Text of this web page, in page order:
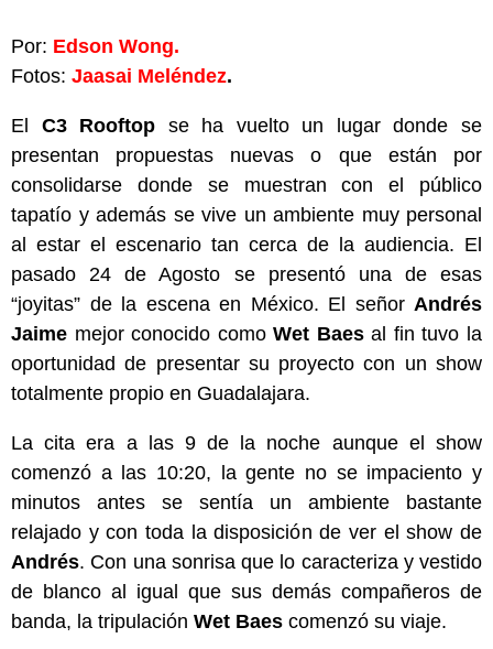
Por: Edson Wong.
Fotos: Jaasai Meléndez.
El C3 Rooftop se ha vuelto un lugar donde se
presentan propuestas nuevas o que están por
consolidarse donde se muestran con el público
tapatío y además se vive un ambiente muy personal
al estar el escenario tan cerca de la audiencia. El
pasado 24 de Agosto se presentó una de esas
“joyitas” de la escena en México. El señor Andrés
Jaime mejor conocido comoWet Baesal fin tuvo la
oportunidad de presentar su proyecto con un show
totalmente propio en Guadalajara.
La cita era a las 9 de la noche aunque el show
comenzó a las 10:20, la gente no se impaciento y
minutos antes se sentía un ambiente bastante
relajado y con toda la disposición de ver el show de
Andrés. Con una sonrisa que lo caracteriza y vestido
de blanco al igual que sus demás compañeros de
banda, la tripulación Wet Baes comenzó su viaje.